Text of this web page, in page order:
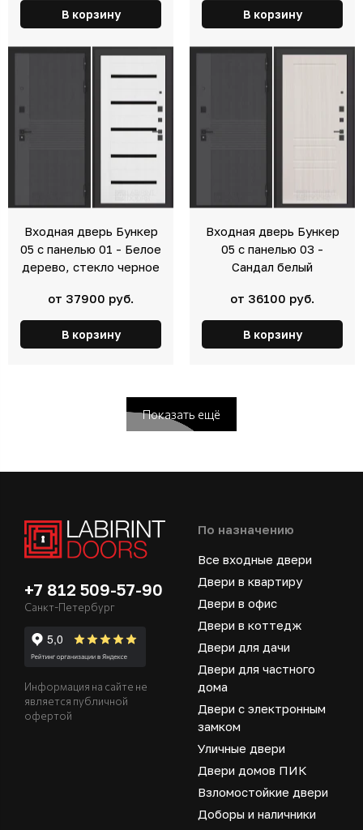
В корзину В корзину
Входная дверь Бункер
05 с панелью 01 - Белое
дерево, стекло черное
от 37900 руб.
В корзину
Входная дверь Бункер
05 с панелью 03 -
Сандал белый
от 36100 руб.
В корзину
Показать ещё
+7 812 509-57-90
Санкт-Петербург
Информация на сайте не
является публичной
офертой
По назначению
Все входные двери
Двери в квартиру
Двери в офис
Двери в коттедж
Двери для дачи
Двери для частного
дома
Двери с электронным
замком
Уличные двери
Двери домов ПИК
Взломостойкие двери
Доборы и наличники